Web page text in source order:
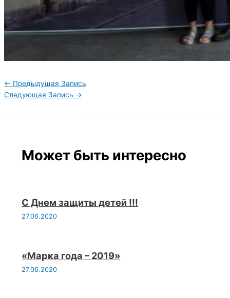
← Предыдущая Запись
Следующая Запись →
Может быть интересно
С Днем защиты детей !!!
27.06.2020
«Марка года – 2019»
27.06.2020